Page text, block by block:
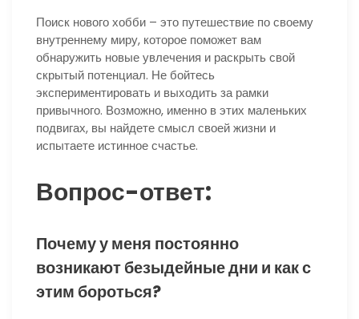
Поиск нового хобби – это путешествие по своему
внутреннему миру, которое поможет вам
обнаружить новые увлечения и раскрыть свой
скрытый потенциал. Не бойтесь
экспериментировать и выходить за рамки
привычного. Возможно, именно в этих маленьких
подвигах, вы найдете смысл своей жизни и
испытаете истинное счастье.
Вопрос-ответ:
Почему у меня постоянно
возникают безыдейные дни и как с
этим бороться?